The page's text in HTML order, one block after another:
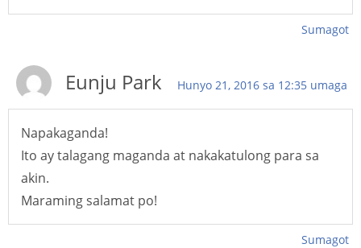
Sumagot
Eunju Park Hunyo 21, 2016 sa 12:35 umaga
Napakaganda!
Ito ay talagang maganda at nakakatulong para sa
akin.
Maraming salamat po!
Sumagot